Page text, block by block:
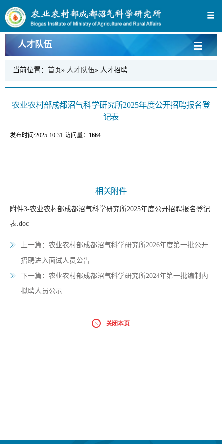
人才队伍
当前位置： 首页» 人才队伍» 人才招聘
农业农村部成都沼气科学研究所2025年度公开招聘报名登
记表
发布时间:2025-10-31 访问量： 1664
相关附件
附件3-农业农村部成都沼气科学研究所2025年度公开招聘报名登记
表.doc
上一篇：农业农村部成都沼气科学研究所2026年度第一批公开
招聘进入面试人员公告
下一篇：农业农村部成都沼气科学研究所2024年第一批编制内
拟聘人员公示
关闭本页